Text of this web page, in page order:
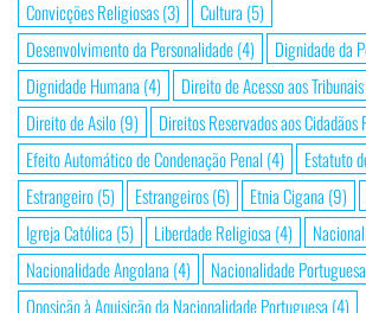
Convicções Religiosas(3) Cultura (5)
Desenvolvimento da Personalidade(4) Dignidade da
Dignidade Humana (4) Direito de Acesso aos Tribunais
Direito de Asilo(9) Direitos Reservados aos Cidadãos
Efeito Automático de Condenação Penal (4) Estatuto
Estrangeiro(5) Estrangeiros(6) Etnia Cigana (9)
Igreja Católica (5) Liberdade Religiosa (4)
Nacionalidade Angolana (4) Nacionalidade Portuguesa
Oposição à Aquisição da Nacionalidade Portuguesa (4)